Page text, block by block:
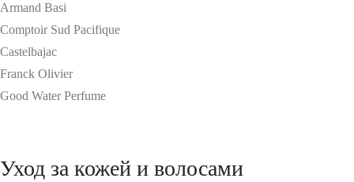
Armand Basi
Comptoir Sud Pacifique
Castelbajac
Franck Olivier
Good Water Perfume
Уход за кожей и волосами